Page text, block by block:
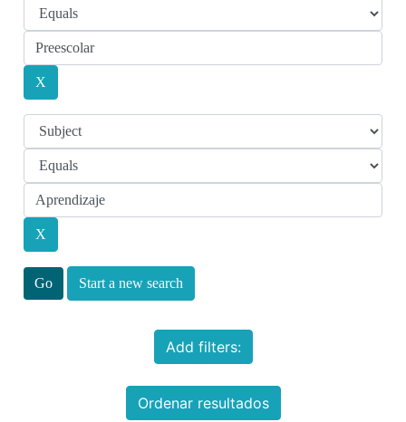
Start a new search
Add filters:
Ordenar resultados